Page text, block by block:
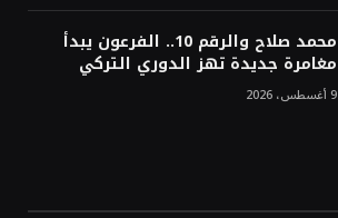
محمد صلاح والرقم 10.. الفرعون يبدأ
مغامرة جديدة تهز الدوري التركي
9 أغسطس، 2026